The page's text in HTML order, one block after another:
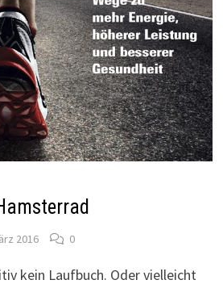
2016 0
kein Laufbuch. Oder vielleicht